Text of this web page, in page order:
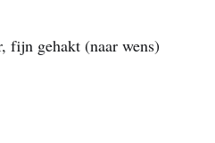
fijn gehakt (naar wens)